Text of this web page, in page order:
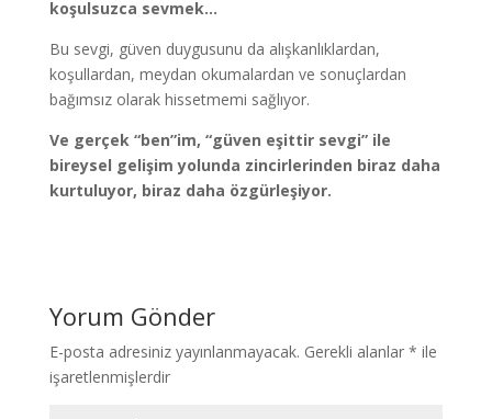
koşulsuzca sevmek…
Bu sevgi, güven duygusunu da alışkanlıklardan,
koşullardan, meydan okumalardan ve sonuçlardan
bağımsız olarak hissetmemi sağlıyor.
Ve gerçek “ben”im, “güven eşittir sevgi” ile
bireysel gelişim yolunda zincirlerinden biraz daha
kurtuluyor, biraz daha özgürleşiyor.
Yorum Gönder
E-posta adresiniz yayınlanmayacak. Gerekli alanlar * ile
işaretlenmişlerdir